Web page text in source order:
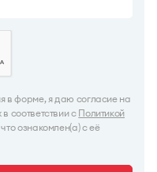
в форме, я даю согласие на
соответствии с Политикой
ознакомлен(а) с её